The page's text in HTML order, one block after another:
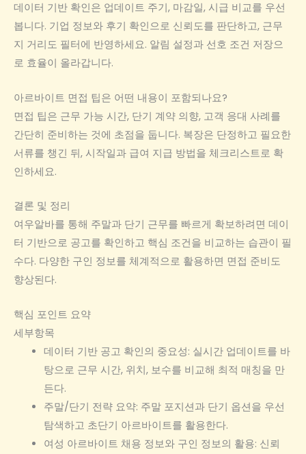
데이터 기반 확인은 업데이트 주기, 마감일, 시급 비교를 우선
봅니다. 기업 정보와 후기 확인으로 신뢰도를 판단하고, 근무
지 거리도 필터에 반영하세요. 알림 설정과 선호 조건 저장으
로 효율이 올라갑니다.
아르바이트 면접 팁은 어떤 내용이 포함되나요?
면접 팁은 근무 가능 시간, 단기 계약 의향, 고객 응대 사례를
간단히 준비하는 것에 초점을 둡니다. 복장은 단정하고 필요한
서류를 챙긴 뒤, 시작일과 급여 지급 방법을 체크리스트로 확
인하세요.
결론 및 정리
여우알바를 통해 주말과 단기 근무를 빠르게 확보하려면 데이
터 기반으로 공고를 확인하고 핵심 조건을 비교하는 습관이 필
수다. 다양한 구인 정보를 체계적으로 활용하면 면접 준비도
향상된다.
핵심 포인트 요약
세부항목
데이터 기반 공고 확인의 중요성: 실시간 업데이트를 바
탕으로 근무 시간, 위치, 보수를 비교해 최적 매칭을 만
든다.
주말/단기 전략 요약: 주말 포지션과 단기 옵션을 우선
탐색하고 초단기 아르바이트를 활용한다.
여성 아르바이트 채용 정보와 구인 정보의 활용: 신뢰